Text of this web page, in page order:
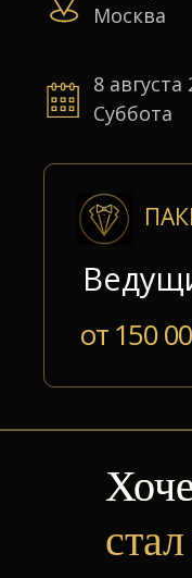
от 150
8 августа
Суббота
Москва